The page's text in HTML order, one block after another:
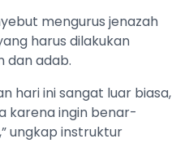
mengurus jenazah
harus dilakukan
dan adab.
hari ini sangat luar biasa,
karena ingin benar-
ungkap instruktur